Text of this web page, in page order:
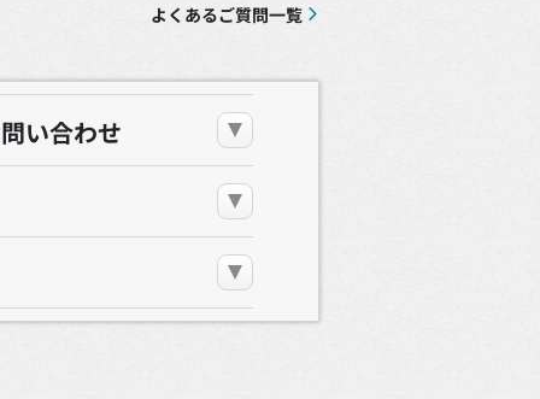
よくあるご質問一覧
い合わせ